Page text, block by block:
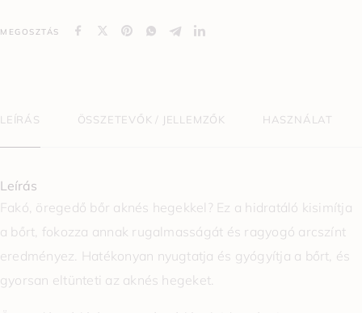
MEGOSZTÁS
LEÍRÁS ÖSSZETEVŐK / JELLEMZŐK HASZNÁLAT
Leírás
Fakó, öregedő bőr aknés hegekkel? Ez a hidratáló kisimítja
a bőrt, fokozza annak rugalmasságát és ragyogó arcszínt
eredményez. Hatékonyan nyugtatja és gyógyítja a bőrt, és
gyorsan eltünteti az aknés hegeket.